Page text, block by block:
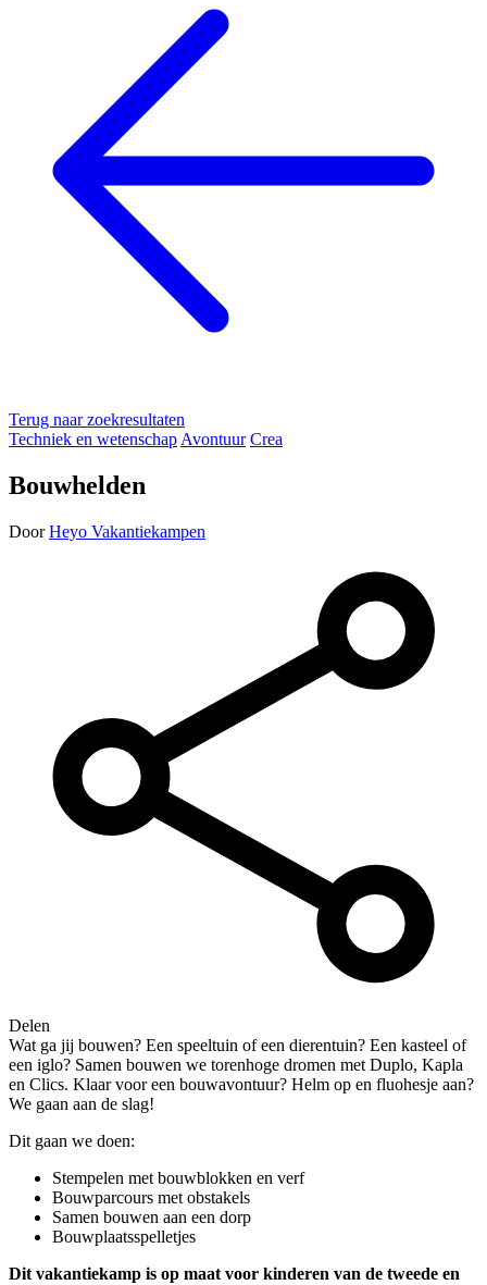
Terug naar zoekresultaten
Techniek en wetenschap Avontuur Crea
Bouwhelden
Door Heyo Vakantiekampen
Delen
Wat ga jij bouwen? Een speeltuin of een dierentuin? Een kasteel of
een iglo? Samen bouwen we torenhoge dromen met Duplo, Kapla
en Clics. Klaar voor een bouwavontuur? Helm op en fluohesje aan?
We gaan aan de slag!
Dit gaan we doen:
Stempelen met bouwblokken en verf
Bouwparcours met obstakels
Samen bouwen aan een dorp
Bouwplaatsspelletjes
Dit vakantiekamp is op maat voor kinderen van de tweede en